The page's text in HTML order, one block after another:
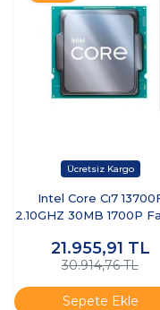
Intel Core Cı7
2.10GHZ 30MB 1700P
21.955,91 TL
30.914,76 TL
Sepete Ekle